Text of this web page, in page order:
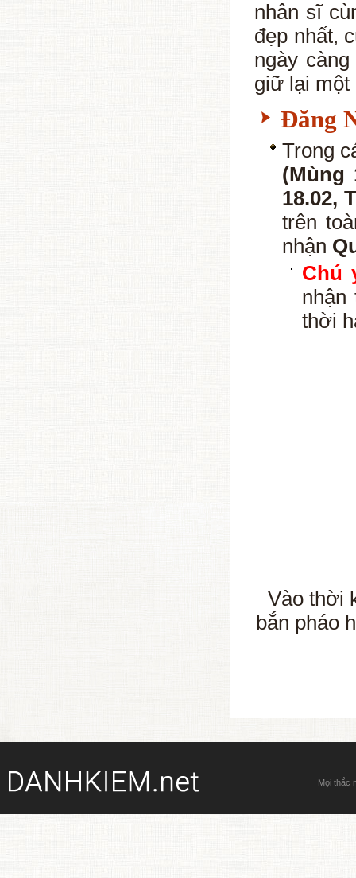
nhân sĩ
đẹp nhất,
ngày
giữ lại một
Đăng
Trong
(Mùng
18.02,
trên
nhận
Chú
nhận
thời
Vào thời
bắn pháo
Mọi thắc